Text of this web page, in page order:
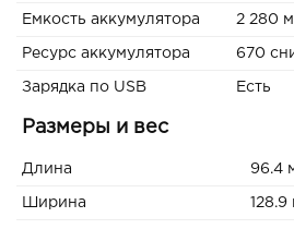
Емкость аккумулятора 2 280
Ресурс аккумулятора 670
Зарядка по USB Есть
Размеры и вес
Длина 96.4
Ширина 128.9